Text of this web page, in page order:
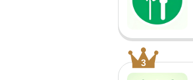
3